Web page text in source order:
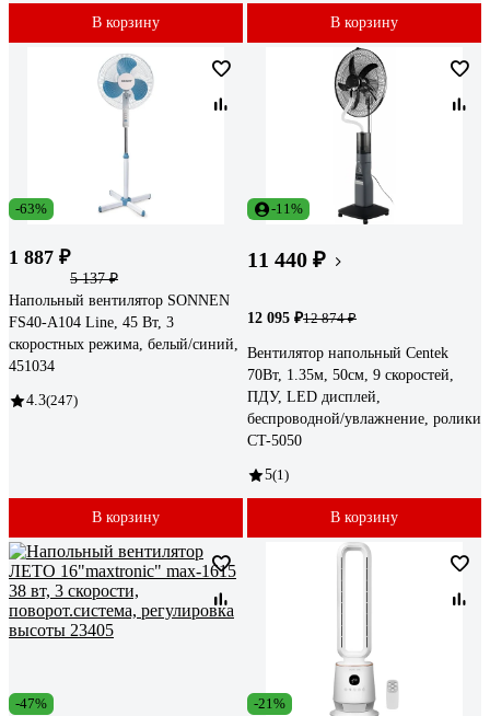
В корзину В корзину
-63%
1 887 ₽
5 137 ₽
Напольный вентилятор SONNEN
FS40-A104 Line, 45 Вт, 3
скоростных режима, белый/синий,
451034
4.3(247)
В корзину
-11%
11 440 ₽
12 095 ₽12 874 ₽
Вентилятор напольный Centek
70Вт, 1.35м, 50см, 9 скоростей,
ПДУ, LED дисплей,
беспроводной/увлажнение, ролики
CT-5050
5(1)
В корзину
-47% -21%